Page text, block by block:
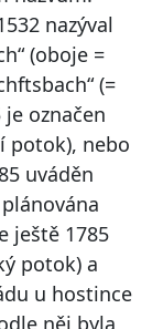
nazýval
(oboje =
(=
označen
potok), nebo
uváděn
ještě 1785
potok) a
u hostince
něj byla